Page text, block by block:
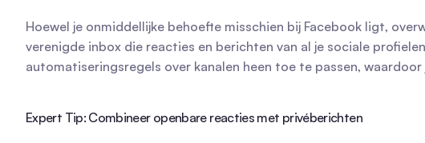
Hoewel je onmiddellijke behoefte misschien bij Facebook ligt,
verenigde inbox die reacties en berichten van al je sociale
automatiseringsregels over kanalen heen toe te passen,
Expert Tip: Combineer openbare reacties met privéberichten